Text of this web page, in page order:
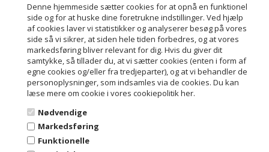
Denne hjemmeside sætter cookies for at opnå en funktionel
side og for at huske dine foretrukne indstillinger. Ved hjælp
af cookies laver vi statistikker og analyserer besøg på vores
side så vi sikrer, at siden hele tiden forbedres, og at vores
markedsføring bliver relevant for dig. Hvis du giver dit
samtykke, så tillader du, at vi sætter cookies (enten i form af
egne cookies og/eller fra tredjeparter), og at vi behandler de
personoplysninger, som indsamles via de cookies. Du kan
læse mere om cookie i vores cookiepolitik her.
Nødvendige
Markedsføring
Funktionelle
Innovativ æske 4 stk.
DKK 75,00
Innovativ marcipanæske 3 stk
DKK 110,00